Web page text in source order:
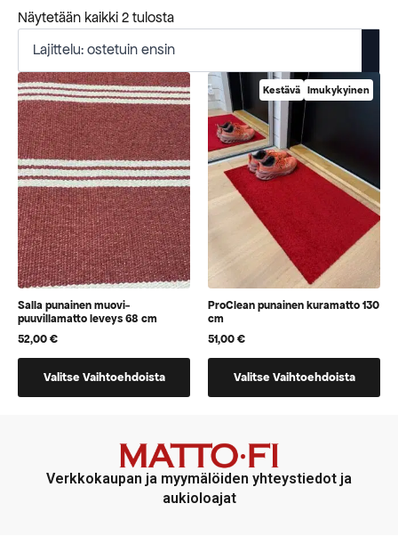
Näytetään kaikki 2 tulostaSuosituimmat
Salla punainen muovi-
puuvillamatto leveys 68 cm
52,00€
Valitse Vaihtoehdoista
voidaan
Kestävä Imukykyinen
ProClean punainen kuramatto 130
cm
51,00€
Valitse Vaihtoehdoista
jotka
voidaan
valita
tuotteen
Verkkokaupan ja myymälöiden yhteystiedot ja
aukioloajat